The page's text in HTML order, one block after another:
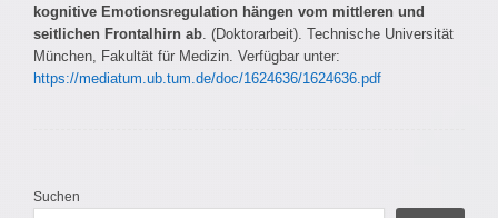
kognitive Emotionsregulation hängen vom mittleren und
seitlichen Frontalhirn ab. (Doktorarbeit). Technische Universität
München, Fakultät für Medizin. Verfügbar unter:
https://mediatum.ub.tum.de/doc/1624636/1624636.pdf
Suchen